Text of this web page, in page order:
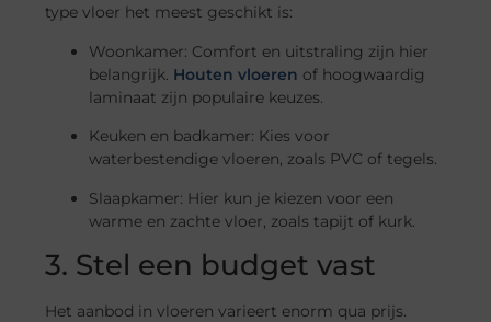
type vloer het meest geschikt is:
Woonkamer: Comfort en uitstraling zijn hier
belangrijk. Houten vloeren of hoogwaardig
laminaat zijn populaire keuzes.
Keuken en badkamer: Kies voor
waterbestendige vloeren, zoals PVC of tegels.
Slaapkamer: Hier kun je kiezen voor een
warme en zachte vloer, zoals tapijt of kurk.
3. Stel een budget vast
Het aanbod in vloeren varieert enorm qua prijs.